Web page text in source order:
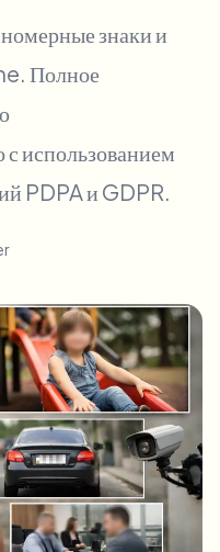
знаки и
Полное
использованием
PDPA и GDPR.